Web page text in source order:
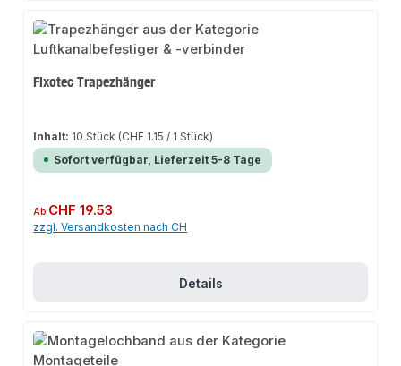
Fixotec Trapezhänger
Inhalt: 10 Stück (CHF 1.15 / 1 Stück)
Sofort verfügbar, Lieferzeit 5-8 Tage
Regulärer Preis:
Ab CHF 19.53
zzgl. Versandkosten nach CH
Details